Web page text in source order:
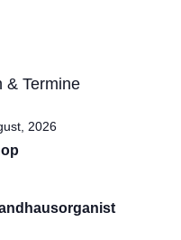
& Termine
2026